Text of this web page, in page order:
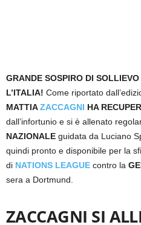
GRANDE SOSPIRO DI
L’ITALIA! Come riportato
MATTIAZACCAGNI HA
dall’infortunio e si è allenato
NAZIONALE guidata da Luciano
quindi pronto e disponibile per la
di NATIONS LEAGUE contro la
sera a Dortmund.
ZACCAGNI SI